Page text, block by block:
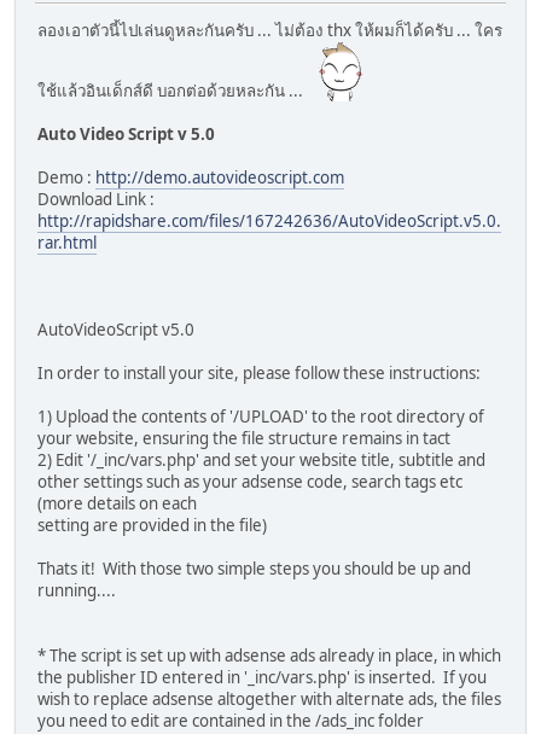
ลองเอาตัวนี้ไปเล่นดูหละกันครับ ... ไม่ต้อง thx ให้ผมก็ได้ครับ ... ใคร
ใช้แล้วอินเด็กส์ดี บอกต่อด้วยหละกัน ...
Auto Video Script v 5.0
Demo : http://demo.autovideoscript.com
Download Link :
http://rapidshare.com/files/167242636/AutoVideoScript.v5.0.
rar.html
AutoVideoScript v5.0
In order to install your site, please follow these instructions:
1) Upload the contents of '/UPLOAD' to the root directory of
your website, ensuring the file structure remains in tact
2) Edit '/_inc/vars.php' and set your website title, subtitle and
other settings such as your adsense code, search tags etc
(more details on each
setting are provided in the file)
Thats it! With those two simple steps you should be up and
running....
* The script is set up with adsense ads already in place, in which
the publisher ID entered in '_inc/vars.php' is inserted. If you
wish to replace adsense altogether with alternate ads, the files
you need to edit are contained in the /ads_inc folder